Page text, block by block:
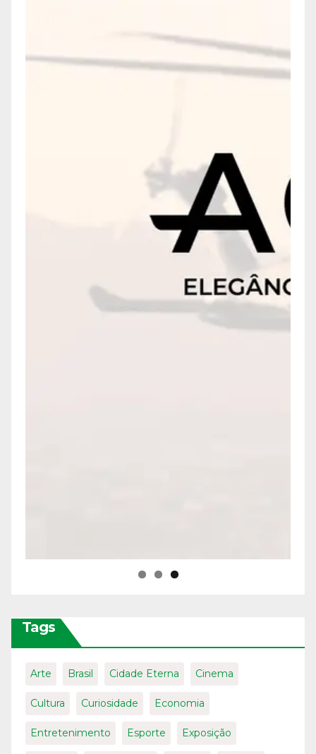
Tags
Arte Brasil Cidade Eterna Cinema
Cultura Curiosidade Economia
Entretenimento Esporte Exposição